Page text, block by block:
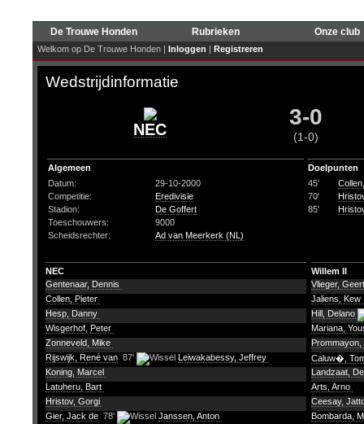
De Trouwe Honden Rubrieken Onze club
Welkom op De Trouwe Honden | Inloggen | Registreren
Wedstrijdinformatie
NEC 3-0
(1-0)
Algemeen
Datum:
29-10-2000
Competitie:
Eredivisie
Stadion:
De Goffert
Toeschouwers:
9000
Scheidsrechter:
Ad van Meerkerk (NL)
Doelpunten
45'
70'
85'
NEC
Willem II
Gentenaar, Dennis
Collen, Pieter
Hesp, Danny
Wisgerhof, Peter
Zonneveld, Mike
Rijswijk, René van 87'
Leiwakabessy, Jeffrey
Koning, Marcel
Latuheru, Bart
Hristov, Gorgi
Gier, Jack de 78'
Janssen, Anton
Vlieger,
Jaliens, Kew
Hill, Delano
Mariana,
Caluw�,
Landzaat,
Arts, Arno
Ceesay,
Bombarda,